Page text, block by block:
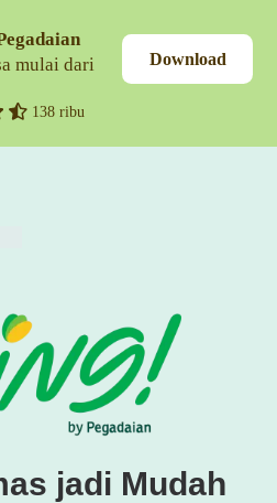
mulai dari
138 ribu
Download
jadi Mudah